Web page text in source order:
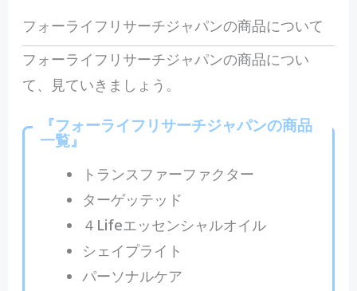
フォーライフリサーチジャパンの商品について
フォーライフリサーチジャパンの商品につい
て、見ていきましょう。
『フォーライフリサーチジャパンの商品
一覧』
トランスファーファクター
ターゲッテッド
４Lifeエッセンシャルオイル
シェイプライト
パーソナルケア